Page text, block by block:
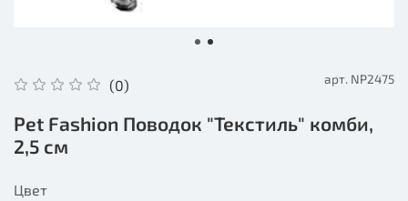
(0) арт. NP2475
Pet Fashion Поводок "Текстиль" комби,
2,5 см
Цвет